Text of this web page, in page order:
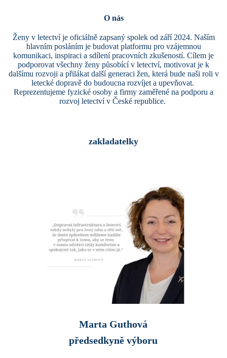
O nás
Ženy v letectví je oficiálně zapsaný spolek od září 2024. Naším
hlavním posláním je budovat platformu pro vzájemnou
komunikaci, inspiraci a sdílení pracovních zkušeností. Cílem je
podporovat všechny ženy působící v letectví, motivovat je k
dalšímu rozvoji a přilákat další generaci žen, která bude naši roli v
letecké dopravě do budoucna rozvíjet a upevňovat.
Reprezentujeme fyzické osoby a firmy zaměřené na podporu a
rozvoj letectví v České republice.
zakladatelky
Marta Guthová
předsedkyně výboru